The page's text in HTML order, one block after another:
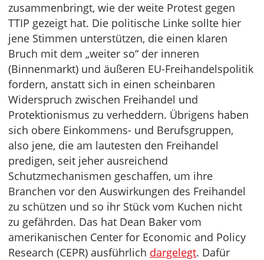
zusammenbringt, wie der weite Protest gegen
TTIP gezeigt hat. Die politische Linke sollte hier
jene Stimmen unterstützen, die einen klaren
Bruch mit dem „weiter so“ der inneren
(Binnenmarkt) und äußeren EU-Freihandelspolitik
fordern, anstatt sich in einen scheinbaren
Widerspruch zwischen Freihandel und
Protektionismus zu verheddern. Übrigens haben
sich obere Einkommens- und Berufsgruppen,
also jene, die am lautesten den Freihandel
predigen, seit jeher ausreichend
Schutzmechanismen geschaffen, um ihre
Branchen vor den Auswirkungen des Freihandel
zu schützen und so ihr Stück vom Kuchen nicht
zu gefährden. Das hat Dean Baker vom
amerikanischen Center for Economic and Policy
Research (CEPR) ausführlich dargelegt. Dafür